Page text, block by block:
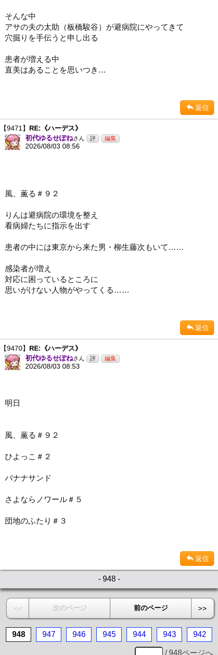
そんな中
アサの夫の太助（板橋駿谷）が避病院にやってきて
穴掘りを手伝うと申し出る
患者が増える中
直美はあることを思いつき…
返信
【9471】 RE:《ハーデス》
初代ゆるせぽねさん
2026/08/03 08:56
風、薫る＃９２
りんは避病院の環境を整え
看病婦たちに指示を出す
患者の中には東京から来た男・柳生藤次もいて……
感染者が増え
対応に困っているところに
思いがけない人物がやってくる……
返信
【9470】 RE:《ハーデス》
初代ゆるせぽねさん
2026/08/03 08:53
明日
風、薫る＃９２
ひよっこ＃２
バナナサンド
さよならノワール＃５
団地のふたり＃３
返信
- 948 -
<< 次のページ 前のページ >>
948 947 946 945 944 943 942
/ 948ページへ